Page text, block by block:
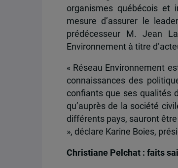
organismes québécois et
mesure d’assurer le
prédécesseur M. Jean
Environnement à titre
« Réseau Environnement
connaissances des
confiants que ses qualités
qu’auprès de la société
différents pays, sauront
», déclare Karine Boies,
Christiane Pelchat : faits